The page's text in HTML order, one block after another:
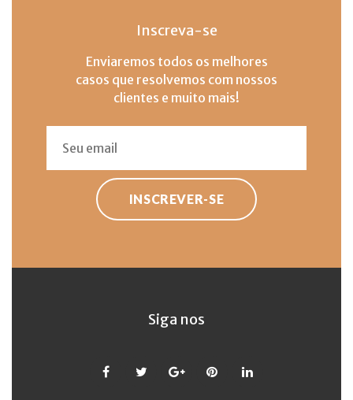
Inscreva-se
Enviaremos todos os melhores
casos que resolvemos com nossos
clientes e muito mais!
INSCREVER-SE
Siga nos